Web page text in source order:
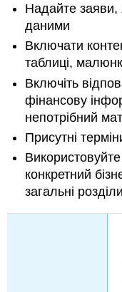
Зручності
План
людських
ресурсів
Стратегії
рекрутингу
та
утримання
Стратегії
лідерства
та
Надайте заяви,
даними
Включати
таблиці,
Включіть
фінансову
непотрібний
Присутні
Використовуйте
конкретний
загальні розділи